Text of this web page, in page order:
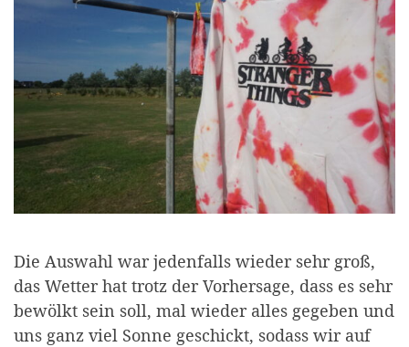
Die Auswahl war jedenfalls wieder sehr groß,
das Wetter hat trotz der Vorhersage, dass es sehr
bewölkt sein soll, mal wieder alles gegeben und
uns ganz viel Sonne geschickt, sodass wir auf